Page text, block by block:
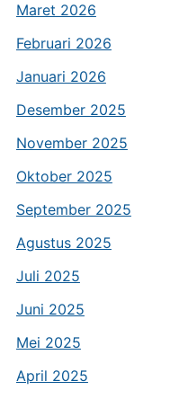
Maret 2026
Februari 2026
Januari 2026
Desember 2025
November 2025
Oktober 2025
September 2025
Agustus 2025
Juli 2025
Juni 2025
Mei 2025
April 2025